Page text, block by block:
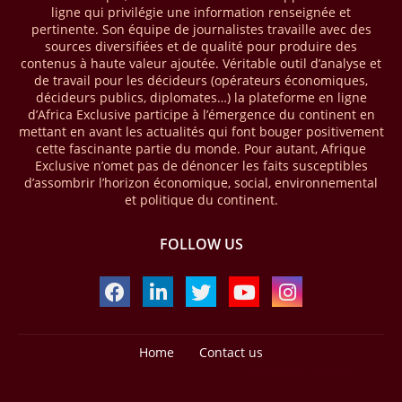
mobile money réalisées à l’échelle mondiale, qui s’est établie à 2091
milliards USD (+23 % par rapport à 2024). L’Afrique a également
enregistré environ 74 % du nombre de transactions de Mobile money
répertoriées l’an passé dans le monde, avec environ 92 milliards de
transactions (+16 % par rapport à 2024) sur un total de 125 milliards
dans le monde.
28/03/26 AFRIQUE - ECONOMIE CREATIVE
Une rapport publié dernièrement par le Boston Consulting Group, et
intitulé « Africa Unleashed: Empowering Women in Creative Industries
», dresse un état des lieux saisissant de l'économie créative africaine
regroupant entre autres, la mode, la musique, le cinéma, le design et
USD. Le document, signé par Lisa Ivers et Zineb Sqalli, note qu'il
représente moins de 3 % d'un marché mondial évalué à près de 2000
marché créatif mondial d'ici 2030 — passant de 3 % à 6 % —, ses
ligne qui privilégie une information renseignée et
pertinente. Son équipe de journalistes travaille avec des
sources diversifiées et de qualité pour produire des
contenus à haute valeur ajoutée. Véritable outil d’analyse et
de travail pour les décideurs (opérateurs économiques,
décideurs publics, diplomates…) la plateforme en ligne
d’Africa Exclusive participe à l’émergence du continent en
mettant en avant les actualités qui font bouger positivement
cette fascinante partie du monde. Pour autant, Afrique
Exclusive n’omet pas de dénoncer les faits susceptibles
d’assombrir l’horizon économique, social, environnemental
et politique du continent.
FOLLOW US
Home Contact us